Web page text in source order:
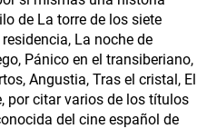
de La torre de los siete
La noche de
Pánico en el transiberiano,
Angustia, Tras el cristal, El
por citar varios de los títulos
del cine español de